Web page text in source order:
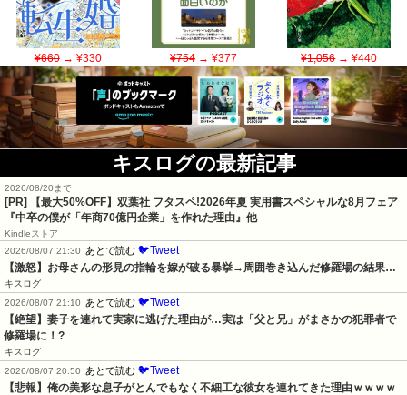
¥660→ ¥330 ¥754→ ¥377 ¥1,056→ ¥440
キスログの最新記事
2026/08/20まで
[PR]
【最大50%OFF】双葉社 フタスペ!2026年夏 実用書スペシャルな8月フェア
『中卒の僕が「年商70億円企業」を作れた理由』他
Kindleストア
2026/08/07 21:30
あとで読む 🐦Tweet
【激怒】お母さんの形見の指輪を嫁が破る暴挙→周囲巻き込んだ修羅場の結果…
キスログ
2026/08/07 21:10
あとで読む 🐦Tweet
【絶望】妻子を連れて実家に逃げた理由が…実は「父と兄」がまさかの犯罪者で
修羅場に！?
キスログ
2026/08/07 20:50
あとで読む 🐦Tweet
【悲報】俺の美形な息子がとんでもなく不細工な彼女を連れてきた理由ｗｗｗｗ